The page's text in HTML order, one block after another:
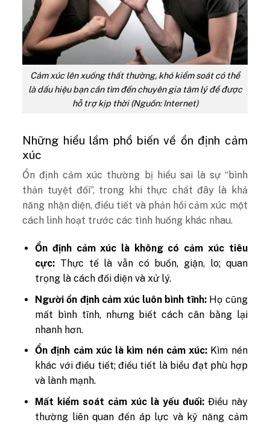
Cảm xúc lên xuống thất thường, khó kiểm soát có thể
là dấu hiệu bạn cần tìm đến chuyên gia tâm lý để được
hỗ trợ kịp thời (Nguồn: Internet)
Những hiểu lầm phổ biến về ổn định cảm
xúc
Ổn định cảm xúc thường bị hiểu sai là sự “bình
thản tuyệt đối”, trong khi thực chất đây là khả
năng nhận diện, điều tiết và phản hồi cảm xúc một
cách linh hoạt trước các tình huống khác nhau.
Ổn định cảm xúc là không có cảm xúc tiêu
cực: Thực tế là vẫn có buồn, giận, lo; quan
trọng là cách đối diện và xử lý.
Người ổn định cảm xúc luôn bình tĩnh: Họ cũng
mất bình tĩnh, nhưng biết cách cân bằng lại
nhanh hơn.
Ổn định cảm xúc là kìm nén cảm xúc: Kìm nén
khác với điều tiết; điều tiết là biểu đạt phù hợp
và lành mạnh.
Mất kiểm soát cảm xúc là yếu đuối: Điều này
thường liên quan đến áp lực và kỹ năng cảm